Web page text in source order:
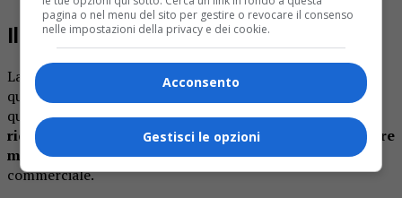
Il clima di paura nel quartiere
La vicenda avrebbe avuto pesanti ripercussioni sulla vita
quotidiana del quartiere. La titolare del bar, secondo
quanto emerso dalle indagini,sarebbe stata costretta a
ricorrere a un servizio di vigilanza privata per garantire
maggiore sicurezza a clienti e lavoratoridell’attività
commerciale.
pagina o nel menu del sito per gestire o revocare il consenso
nelle impostazioni della privacy e dei cookie.
Acconsento
Gestisci le opzioni